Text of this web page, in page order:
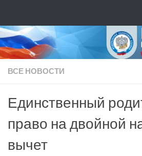
ВСЕ НОВОСТИ
Единственный
право на двойной
вычет